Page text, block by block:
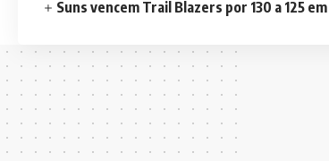
Suns vencem Trail Blazers por 130 a 125